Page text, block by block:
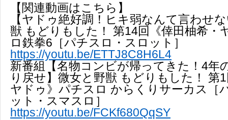
【関連動画はこちら】
【ヤドゥ絶好調！ヒキ弱なんて言わせ
獣 もどりもした！ 第14回《倖田柚希・
ロ鉄拳6［パチスロ・スロット］
https://youtu.be/ETTJ8C8H6L4
新番組【名物コンビが帰ってきた！4年
り戻せ】微女と野獣 もどりもした！ 第
ヤドゥ》パチスロ からくりサーカス［
ット・スマスロ］
https://youtu.be/FCKf680QqSY